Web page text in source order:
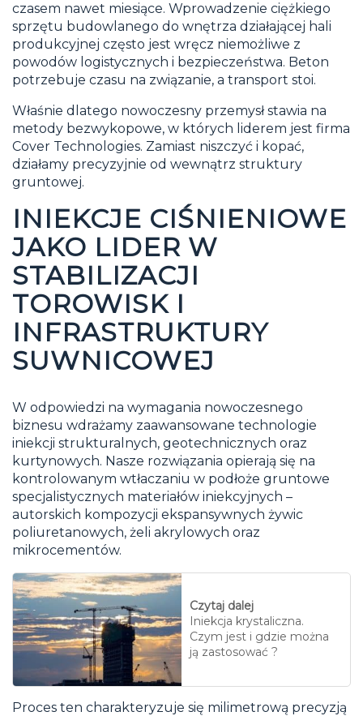
czasem nawet miesiące. Wprowadzenie ciężkiego
sprzętu budowlanego do wnętrza działającej hali
produkcyjnej często jest wręcz niemożliwe z
powodów logistycznych i bezpieczeństwa. Beton
potrzebuje czasu na związanie, a transport stoi.
Właśnie dlatego nowoczesny przemysł stawia na
metody bezwykopowe, w których liderem jest firma
Cover Technologies. Zamiast niszczyć i kopać,
działamy precyzyjnie od wewnątrz struktury
gruntowej.
INIEKCJE CIŚNIENIOWE
JAKO LIDER W
STABILIZACJI
TOROWISK I
INFRASTRUKTURY
SUWNICOWEJ
W odpowiedzi na wymagania nowoczesnego
biznesu wdrażamy zaawansowane technologie
iniekcji strukturalnych, geotechnicznych oraz
kurtynowych. Nasze rozwiązania opierają się na
kontrolowanym wtłaczaniu w podłoże gruntowe
specjalistycznych materiałów iniekcyjnych –
autorskich kompozycji ekspansywnych żywic
poliuretanowych, żeli akrylowych oraz
mikrocementów.
Czytaj dalej
Iniekcja krystaliczna.
Czym jest i gdzie można
ją zastosować ?
Proces ten charakteryzuje się milimetrową precyzją